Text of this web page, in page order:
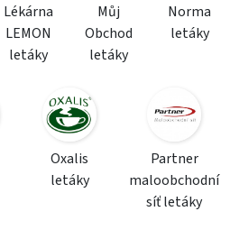
Lékárna
LEMON
letáky
Můj
Obchod
letáky
Norma
letáky
Oxalis
letáky
Partner
maloobchodní
síť letáky